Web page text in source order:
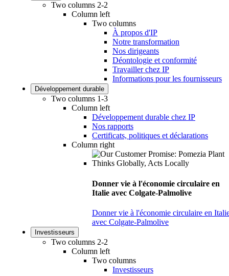
Two columns 2-2
Column left
Two columns
À propos d'IP
Notre transformation
Nos dirigeants
Déontologie et conformité
Travailler chez IP
Informations pour les fournisseurs
Développement durable
Two columns 1-3
Column left
Développement durable chez IP
Nos rapports
Certificats, politiques et déclarations
Column right
Donner vie à l'économie circulaire en
Italie avec Colgate-Palmolive
Donner vie à l'économie circulaire en
avec Colgate-Palmolive
Investisseurs
Two columns 2-2
Column left
Two columns
Investisseurs